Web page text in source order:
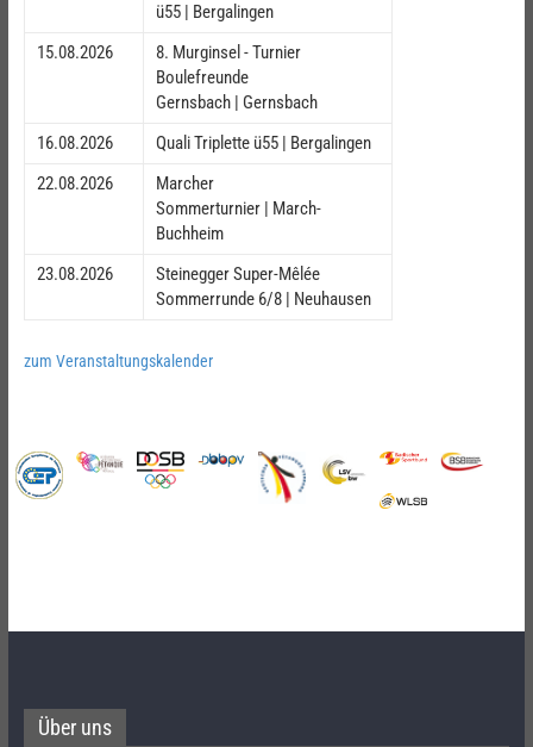
ü55 | Bergalingen
15.08.2026
8. Murginsel - Turnier
Boulefreunde
Gernsbach | Gernsbach
16.08.2026
Quali Triplette ü55 | Bergalingen
22.08.2026
Marcher
Sommerturnier | March-
Buchheim
23.08.2026
Steinegger Super-Mêlée
Sommerrunde 6/8 | Neuhausen
zum Veranstaltungskalender
Über uns